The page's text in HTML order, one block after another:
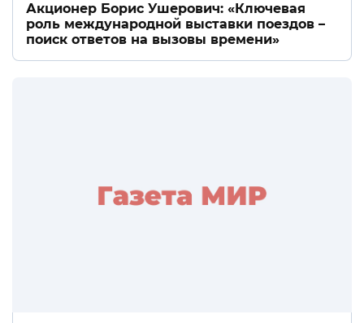
Акционер Борис Ушерович: «Ключевая
роль международной выставки поездов –
поиск ответов на вызовы времени»